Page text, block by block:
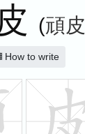
(頑皮
How to write